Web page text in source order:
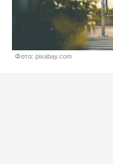
Фото: pixabay.com